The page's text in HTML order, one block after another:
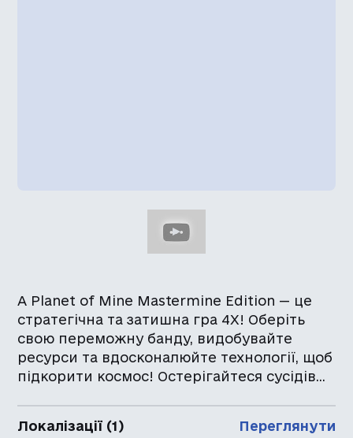
A Planet of Mine Mastermine Edition — це
стратегічна та затишна гра 4X! Оберіть
свою переможну банду, видобувайте
ресурси та вдосконалюйте технології, щоб
підкорити космос! Остерігайтеся сусідів...
Локалізації (1) Переглянути